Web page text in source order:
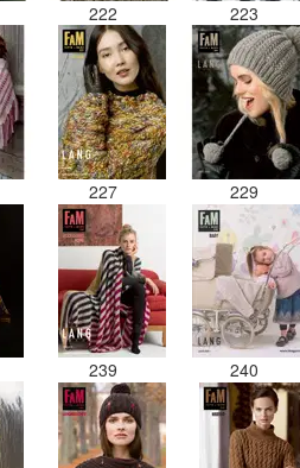
222 223
227 229
239 240